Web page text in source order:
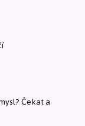
Čekat a